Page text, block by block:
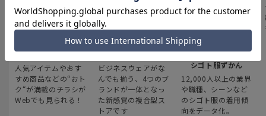
最新のお買い得情報
人気アイテムやおす
すめ商品などの“おト
ク“が満載のチラシが
Webでも見られる！
スーツスクエア
ビジネスウェアがな
んでも揃う、4つのブ
ランドが一体となっ
た新感覚の複合型ス
トアです
みんなの
シゴト服ずかん
12,000人以上の業界
や職種、シーンなど
のシゴト服の着用傾
向をデータ化。